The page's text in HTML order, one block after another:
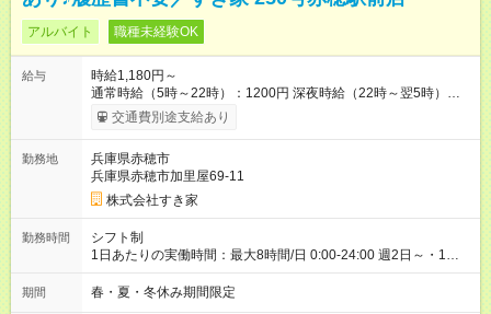
アルバイト 職種未経験OK
給与
時給1,180円～
通常時給（5時～22時）：1200円 深夜時給（22時～翌5時）：
1565円 高校生時給：1180円 【特別手当】早朝手当（5：00-9：
00）時給+150円 【試用期間】試用期間あり 試用期間の長さ：1
30日（※条件変更なし）ですが、切り上げで一ヶ月とさせてい
ただきます。 研修制度あり：15時間(研修中も同時給）
交通費別途支給あり
勤務地
兵庫県赤穂市
兵庫県赤穂市加里屋69-11
株式会社すき家
勤務時間
シフト制
1日あたりの実働時間：最大8時間/日 0:00-24:00 週2日～・1日
2h～OK ＜シフト例＞ 〇朝帯 5:00-9:00 〇昼帯 9:00-14:00 〇午
後帯 14:00-18:00 〇夜帯 18:00-22:00 〇深夜帯 22:00-翌5:00 基
期間 春・夏・冬休み期間限定